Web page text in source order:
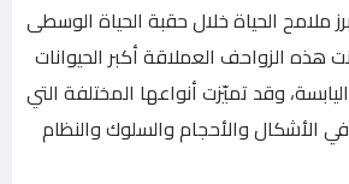
ملامح الحياة خلال حقبة الحياة الوسطى
هذه الزواحف العملاقة أكبر الحيوانات
وقد تميّزت أنواعها المختلفة التي
في الأشكال والأحجام والسلوك والنظام